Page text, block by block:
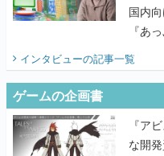
国内
『あ
てみた
インタビューの記事一覧
ゲームの企画書
『ア
な開